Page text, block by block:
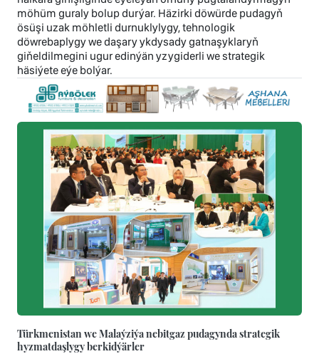
möhüm guraly bolup durýar. Häzirki döwürde pudagyň
ösüşi uzak möhletli durnuklylygy, tehnologik
döwrebaplygy we daşary ykdysady gatnaşyklaryň
giňeldilmegini ugur edinýän yzygiderli we strategik
häsiýete eýe bolýar.
Türkmenistan we Malaýziýa nebitgaz pudagynda strategik
hyzmatdaşlygy berkidýärler